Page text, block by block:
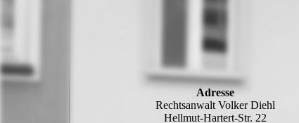
Adresse
Rechtsanwalt Volker Diehl
Hellmut-Hartert-Str. 22